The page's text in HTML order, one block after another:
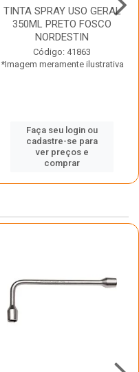
TINTA SPRAY USO GERAL
350ML PRETO FOSCO
NORDESTIN
Código: 41863
*Imagem meramente ilustrativa
Faça seu login ou
cadastre-se para
ver preços e
comprar